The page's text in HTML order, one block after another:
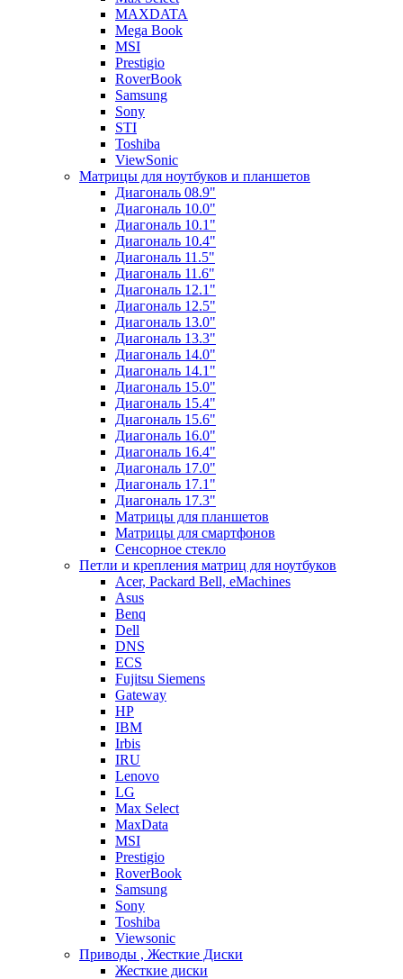
MAXDATA
Mega Book
MSI
Prestigio
RoverBook
Samsung
Sony
STI
Toshiba
ViewSonic
Матрицы для ноутбуков и планшетов
Диагональ 08.9"
Диагональ 10.0"
Диагональ 10.1"
Диагональ 10.4"
Диагональ 11.5"
Диагональ 11.6"
Диагональ 12.1"
Диагональ 12.5"
Диагональ 13.0"
Диагональ 13.3"
Диагональ 14.0"
Диагональ 14.1"
Диагональ 15.0"
Диагональ 15.4"
Диагональ 15.6"
Диагональ 16.0"
Диагональ 16.4"
Диагональ 17.0"
Диагональ 17.1"
Диагональ 17.3"
Матрицы для планшетов
Матрицы для смартфонов
Сенсорное стекло
Петли и крепления матриц для ноутбуков
Acer, Packard Bell, eMachines
Asus
Benq
Dell
DNS
ECS
Fujitsu Siemens
Gateway
HP
IBM
Irbis
IRU
Lenovo
LG
Max Select
MaxData
MSI
Prestigio
RoverBook
Samsung
Sony
Toshiba
Viewsonic
Приводы , Жесткие Диски
Жесткие диски